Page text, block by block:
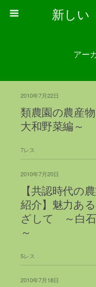
新しい
アー
2010年7月22日
類農園の農産
大和野菜編～
7レス
2010年7月20日
【共認時代の
紹介】魅力あ
ざして ～白
～
5レス
2010年7月18日